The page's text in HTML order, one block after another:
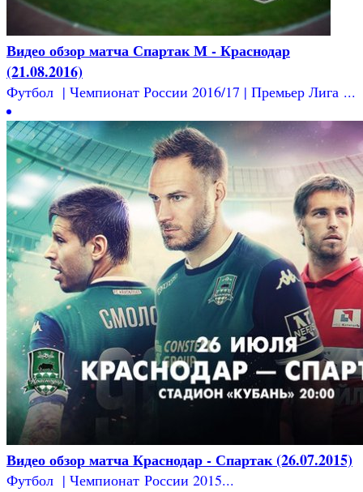
Видео обзор матча Спартак М - Краснодар
(21.08.2016)
Футбол | Чемпионат России 2016/17 | Премьер Лига ...
Видео обзор матча Краснодар - Спартак (26.07.2015)
Футбол | Чемпионат России 2015...